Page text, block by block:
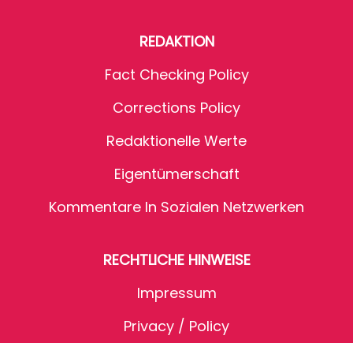
REDAKTION
Fact Checking Policy
Corrections Policy
Redaktionelle Werte
Eigentümerschaft
Kommentare In Sozialen Netzwerken
RECHTLICHE HINWEISE
Impressum
Privacy / Policy